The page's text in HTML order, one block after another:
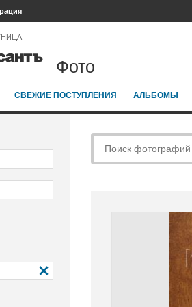
Фото
СВЕЖИЕ ПОСТУПЛЕНИЯ АЛЬБОМЫ